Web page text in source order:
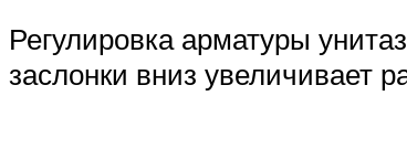
Регулировка арматуры
заслонки вниз увеличивает